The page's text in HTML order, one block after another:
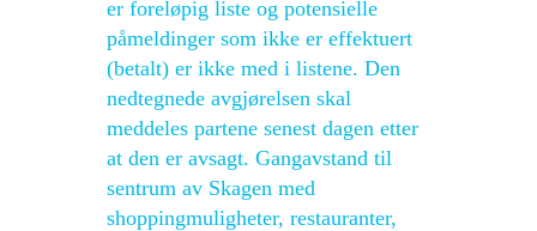
er foreløpig liste og potensielle
påmeldinger som ikke er effektuert
(betalt) er ikke med i listene. Den
nedtegnede avgjørelsen skal
meddeles partene senest dagen etter
at den er avsagt. Gangavstand til
sentrum av Skagen med
shoppingmuligheter, restauranter,